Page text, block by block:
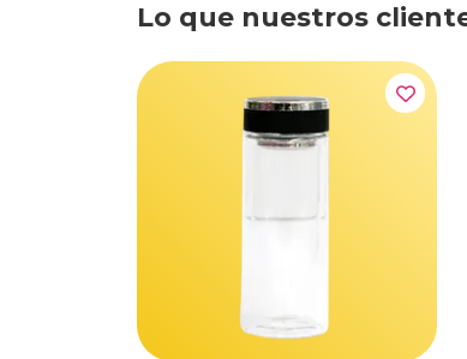
Lo que nuestros